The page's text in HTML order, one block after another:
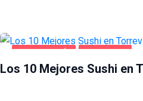
Los 10 Mejores Sushi en